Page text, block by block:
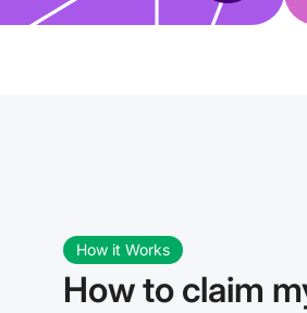
How it Works
How to claim